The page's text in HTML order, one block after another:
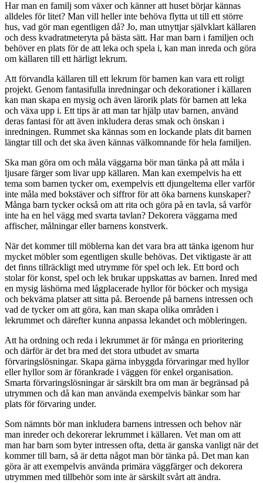
Har man en familj som växer och känner att huset börjar kännas
alldeles för litet? Man vill heller inte behöva flytta ut till ett större
hus, vad gör man egentligen då? Jo, man utnyttjar självklart källaren
och dess kvadratmeteryta på bästa sätt. Har man barn i familjen och
behöver en plats för de att leka och spela i, kan man inreda och göra
om källaren till ett härligt lekrum.
Att förvandla källaren till ett lekrum för barnen kan vara ett roligt
projekt. Genom fantasifulla inredningar och dekorationer i källaren
kan man skapa en mysig och även lärorik plats för barnen att leka
och växa upp i. Ett tips är att man tar hjälp utav barnen, använd
deras fantasi för att även inkludera deras smak och önskan i
inredningen. Rummet ska kännas som en lockande plats dit barnen
längtar till och det ska även kännas välkomnande för hela familjen.
Ska man göra om och måla väggarna bör man tänka på att måla i
ljusare färger som livar upp källaren. Man kan exempelvis ha ett
tema som barnen tycker om, exempelvis ett djungeltema eller varför
inte måla med bokstäver och siffror för att öka barnens kunskaper?
Många barn tycker också om att rita och göra på en tavla, så varför
inte ha en hel vägg med svarta tavlan? Dekorera väggarna med
affischer, målningar eller barnens konstverk.
När det kommer till möblerna kan det vara bra att tänka igenom hur
mycket möbler som egentligen skulle behövas. Det viktigaste är att
det finns tillräckligt med utrymme för spel och lek. Ett bord och
stolar för konst, spel och lek brukar uppskattas av barnen. Inred med
en mysig läshörna med lågplacerade hyllor för böcker och mysiga
och bekväma platser att sitta på. Beroende på barnens intressen och
vad de tycker om att göra, kan man skapa olika områden i
lekrummet och därefter kunna anpassa lekandet och möbleringen.
Att ha ordning och reda i lekrummet är för många en prioritering
och därför är det bra med det stora utbudet av smarta
förvaringslösningar. Skapa gärna inbyggda förvaringar med hyllor
eller hyllor som är förankrade i väggen för enkel organisation.
Smarta förvaringslösningar är särskilt bra om man är begränsad på
utrymmen och då kan man använda exempelvis bänkar som har
plats för förvaring under.
Som nämnts bör man inkludera barnens intressen och behov när
man inreder och dekorerar lekrummet i källaren. Vet man om att
man har barn som byter intressen ofta, detta är ganska vanligt när det
kommer till barn, så är detta något man bör tänka på. Det man kan
göra är att exempelvis använda primära väggfärger och dekorera
utrymmen med tillbehör som inte är särskilt svårt att ändra.